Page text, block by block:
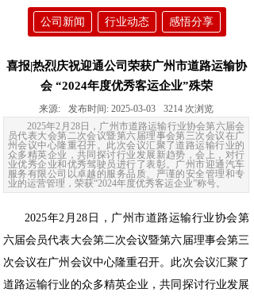
公司新闻 行业动态 感悟分享
喜报|热烈庆祝迎通公司荣获广州市道路运输协
会 “2024年度优秀客运企业”殊荣
来源: 发布时间: 2025-03-03 3214 次浏览
2025年2月28日，广州市道路运输行业协会第六届会
员代表大会第二次会议暨第六届理事会第三次会议在广
州会议中心隆重召开。此次会议汇聚了道路运输行业的
众多精英企业，共同探讨行业发展新趋势，会上，对行
业优秀企业和优秀驾驶员进行了表彰。广州市迎通汽车
服务有限公司以卓越的服务品质、严谨的安全管理和专
业的运营管理，荣获“2024年度优秀客运企业”称号。
2025年2月28日，广州市道路运输行业协会第
六届会员代表大会第二次会议暨第六届理事会第三
次会议在广州会议中心隆重召开。此次会议汇聚了
道路运输行业的众多精英企业，共同探讨行业发展